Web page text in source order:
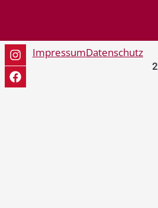
ImpressumDatenschutz